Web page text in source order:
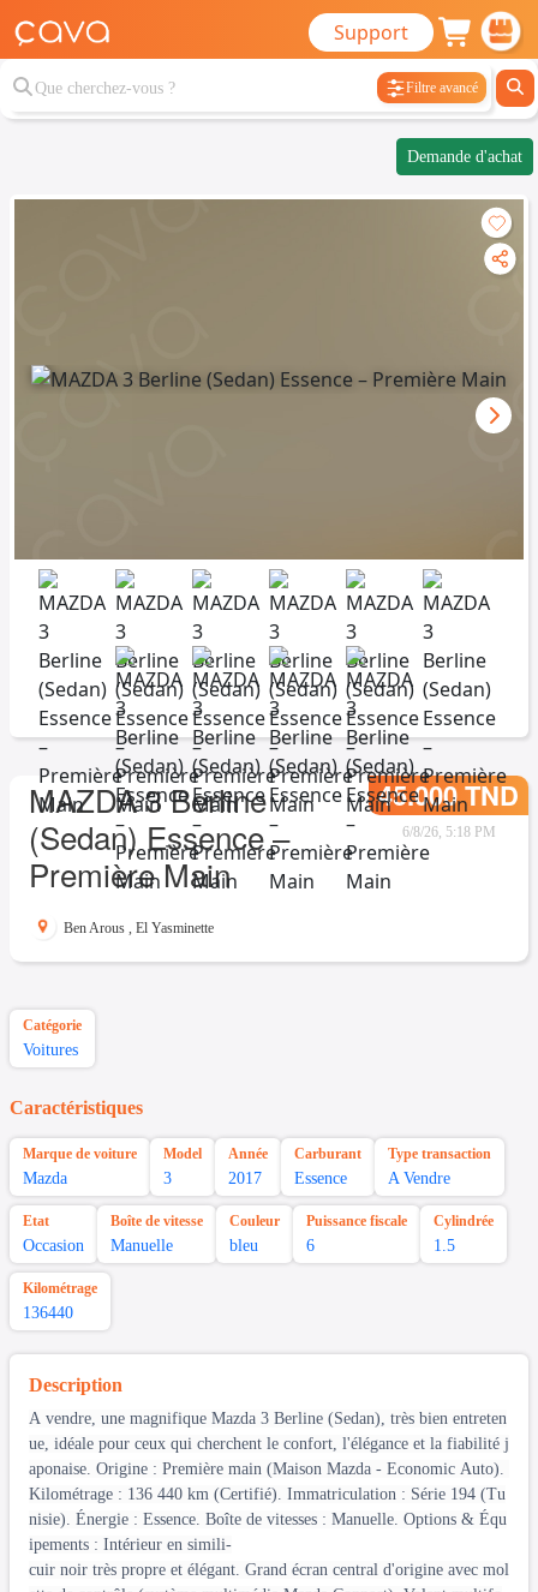
Support
Filtre avancé
Demande d'achat
MAZDA 3 Berline
(Sedan) Essence –
Première Main
45.000 TND
6/8/26, 5:18 PM
Ben Arous , El Yasminette
Catégorie
Voitures
Caractéristiques
Marque de voiture
Mazda
Model
3
Année
2017
Carburant
Essence
Type transaction
A Vendre
Etat
Occasion
Boîte de vitesse
Manuelle
Couleur
bleu
Puissance fiscale
6
Cylindrée
1.5
Kilométrage
136440
Description
A vendre, une magnifique Mazda 3 Berline (Sedan), très bien entreten
ue, idéale pour ceux qui cherchent le confort, l'élégance et la fiabilité j
aponaise. Origine : Première main (Maison Mazda - Economic Auto).
Kilométrage : 136 440 km (Certifié). Immatriculation : Série 194 (Tu
nisie). Énergie : Essence. Boîte de vitesses : Manuelle. Options & Équ
ipements : Intérieur en simili-
cuir noir très propre et élégant. Grand écran central d'origine avec mol